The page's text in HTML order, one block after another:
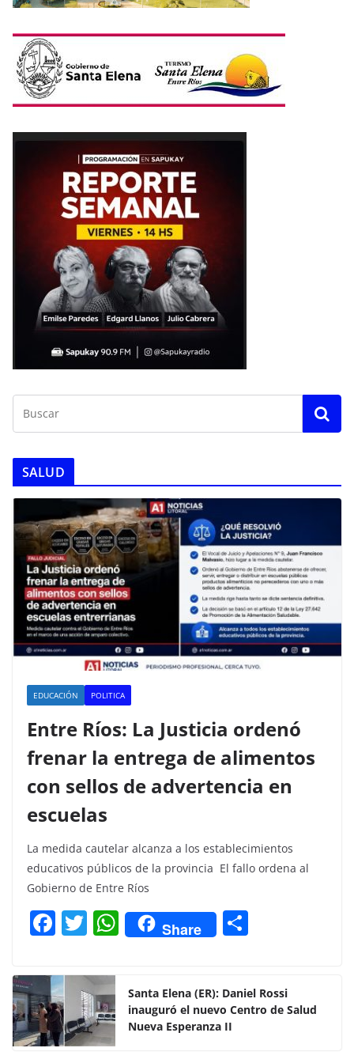
SALUD
EDUCACIÓN POLITICA
Entre Ríos: La Justicia ordenó
frenar la entrega de alimentos
con sellos de advertencia en
escuelas
La medida cautelar alcanza a los establecimientos
educativos públicos de la provincia El fallo ordena al
Gobierno de Entre Ríos
F
c
e
b
o
T
itt
er
W
h
s
A
Share
p
ar
Santa Elena (ER): Daniel Rossi
inauguró el nuevo Centro de Salud
Nueva Esperanza II